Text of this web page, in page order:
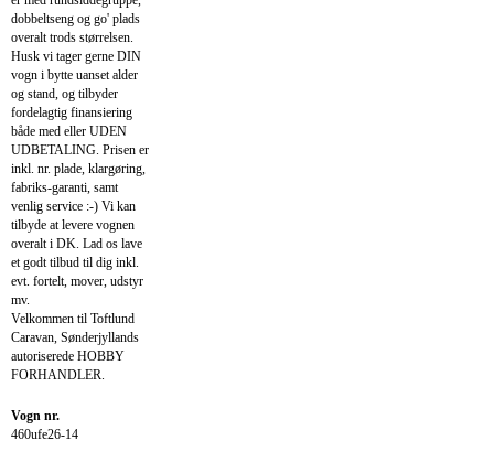
dobbeltseng og go' plads
overalt trods størrelsen.
Husk vi tager gerne DIN
vogn i bytte uanset alder
og stand, og tilbyder
fordelagtig finansiering
både med eller UDEN
UDBETALING. Prisen er
inkl. nr. plade, klargøring,
fabriks-garanti, samt
venlig service :-) Vi kan
tilbyde at levere vognen
overalt i DK. Lad os lave
et godt tilbud til dig inkl.
evt. fortelt, mover, udstyr
mv.
Velkommen til Toftlund
Caravan, Sønderjyllands
autoriserede HOBBY
FORHANDLER.
Vogn nr.
460ufe26-14